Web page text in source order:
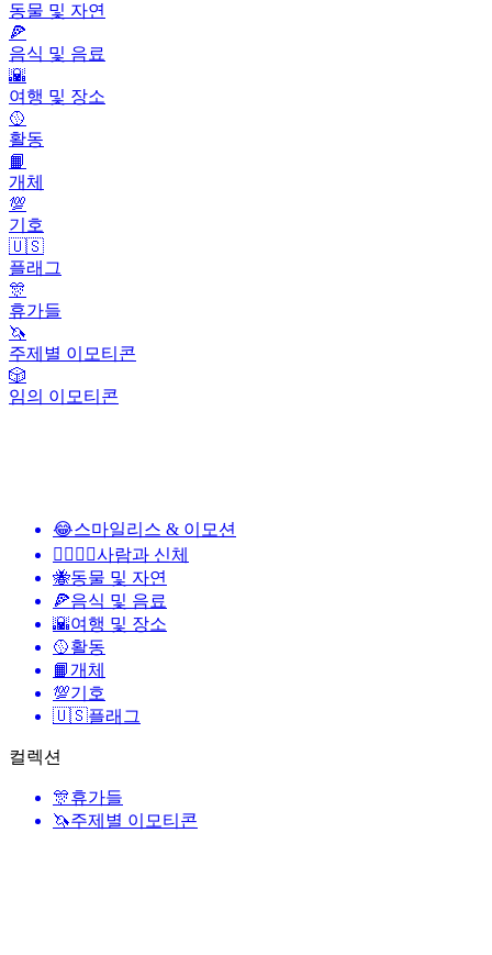
동물 및 자연
🍕
음식 및 음료
🌇
여행 및 장소
🥎
활동
📙
개체
💯
기호
🇺🇸
플래그
🎊
휴가들
🦄
주제별 이모티콘
🎲
임의 이모티콘
😂스마일리스 & 이모션
👩‍❤️‍💋‍👨사람과 신체
🐝동물 및 자연
🍕음식 및 음료
🌇여행 및 장소
🥎활동
📙개체
💯기호
🇺🇸플래그
컬렉션
🎊휴가들
🦄주제별 이모티콘